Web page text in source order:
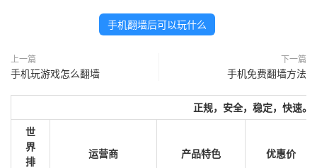
手机翻墙后可以玩什么
上一篇
手机玩游戏怎么翻墙
下一篇
手机免费翻墙方法
正规，安全，稳定，快速。
世
界
排
运营商 产品特色 优惠价